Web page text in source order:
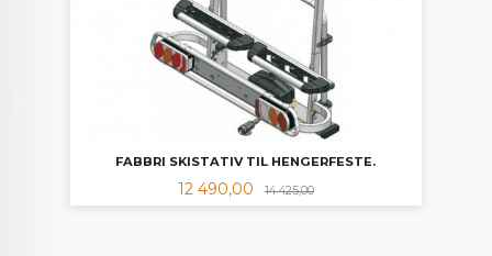
FABBRI SKISTATIV TIL HENGERFESTE.
Tilbud
12 490,00 14 425,00Rabatt